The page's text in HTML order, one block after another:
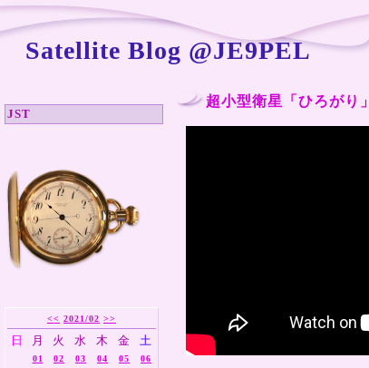
Satellite Blog @JE9PEL
JST
<< 2021/02 >>
日 月 火 水 木 金 土
01 02 03 04 05
06
超小型衛星「ひろがり」